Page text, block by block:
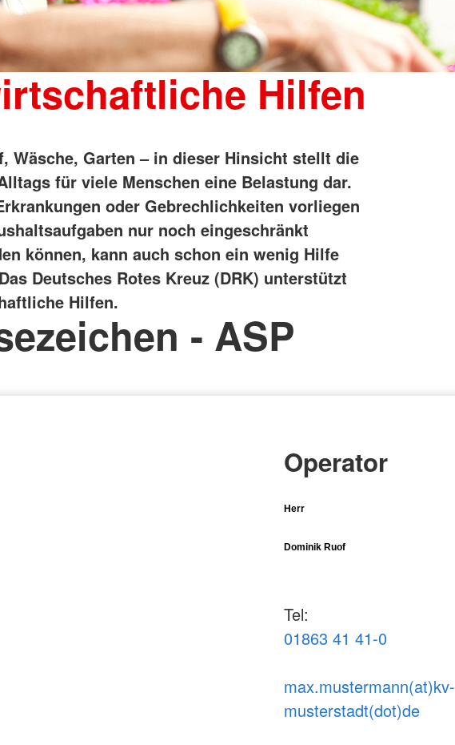
Hilfen
Wäsche, Garten – in dieser Hinsicht stellt die
für viele Menschen eine Belastung dar.
oder Gebrechlichkeiten vorliegen
nur noch eingeschränkt
können, kann auch schon ein wenig Hilfe
Deutsches Rotes Kreuz (DRK) unterstützt
Hilfen.
- ASP
Operator
Herr
Dominik Ruof
Tel:
01863 41 41-0
max.mustermann(at)kv-
musterstadt(dot)de